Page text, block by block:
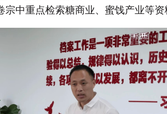
中重点检索糖商业、蜜饯产业等资